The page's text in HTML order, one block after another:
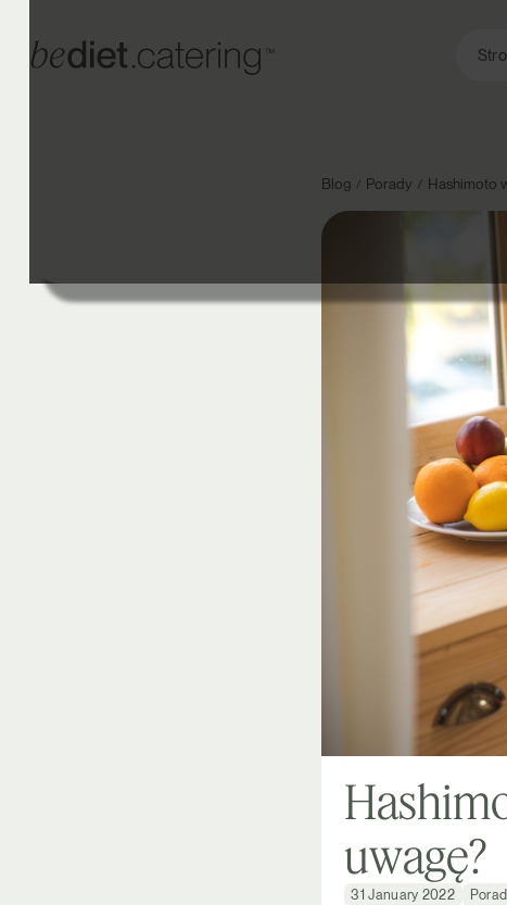
Blog Porady Hashimoto
uwagę?
31 January 2022